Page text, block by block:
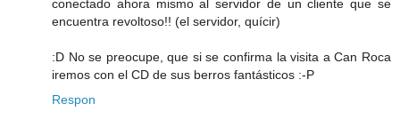
conectado ahora mismo al servidor de un cliente que se
encuentra revoltoso!! (el servidor, quícir)
:D No se preocupe, que si se confirma la visita a Can Roca
iremos con el CD de sus berros fantásticos :-P
Respon